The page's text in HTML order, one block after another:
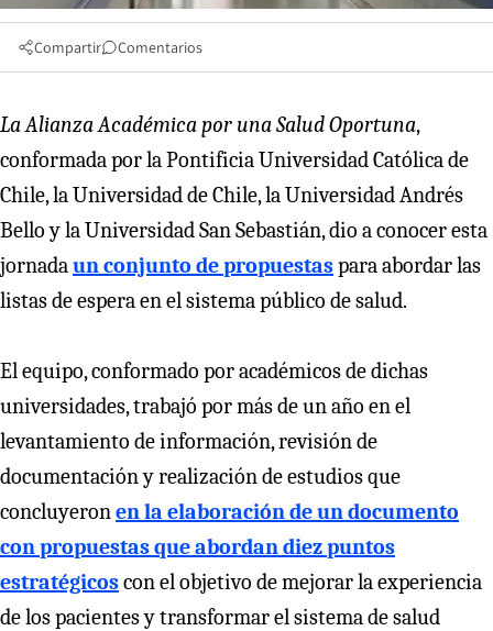
Compartir Comentarios
La Alianza Académica por una Salud Oportuna,
conformada por la Pontificia Universidad Católica de
Chile, la Universidad de Chile, la Universidad Andrés
Bello y la Universidad San Sebastián, dio a conocer esta
jornadaun conjunto de propuestaspara abordar las
listas de espera en el sistema público de salud.
El equipo, conformado por académicos de dichas
universidades, trabajó por más de un año en el
levantamiento de información, revisión de
documentación y realización de estudios que
concluyeronen la elaboración de un documento
con propuestas que abordan diez puntos
estratégicoscon el objetivo de mejorar la experiencia
de los pacientes y transformar el sistema de salud